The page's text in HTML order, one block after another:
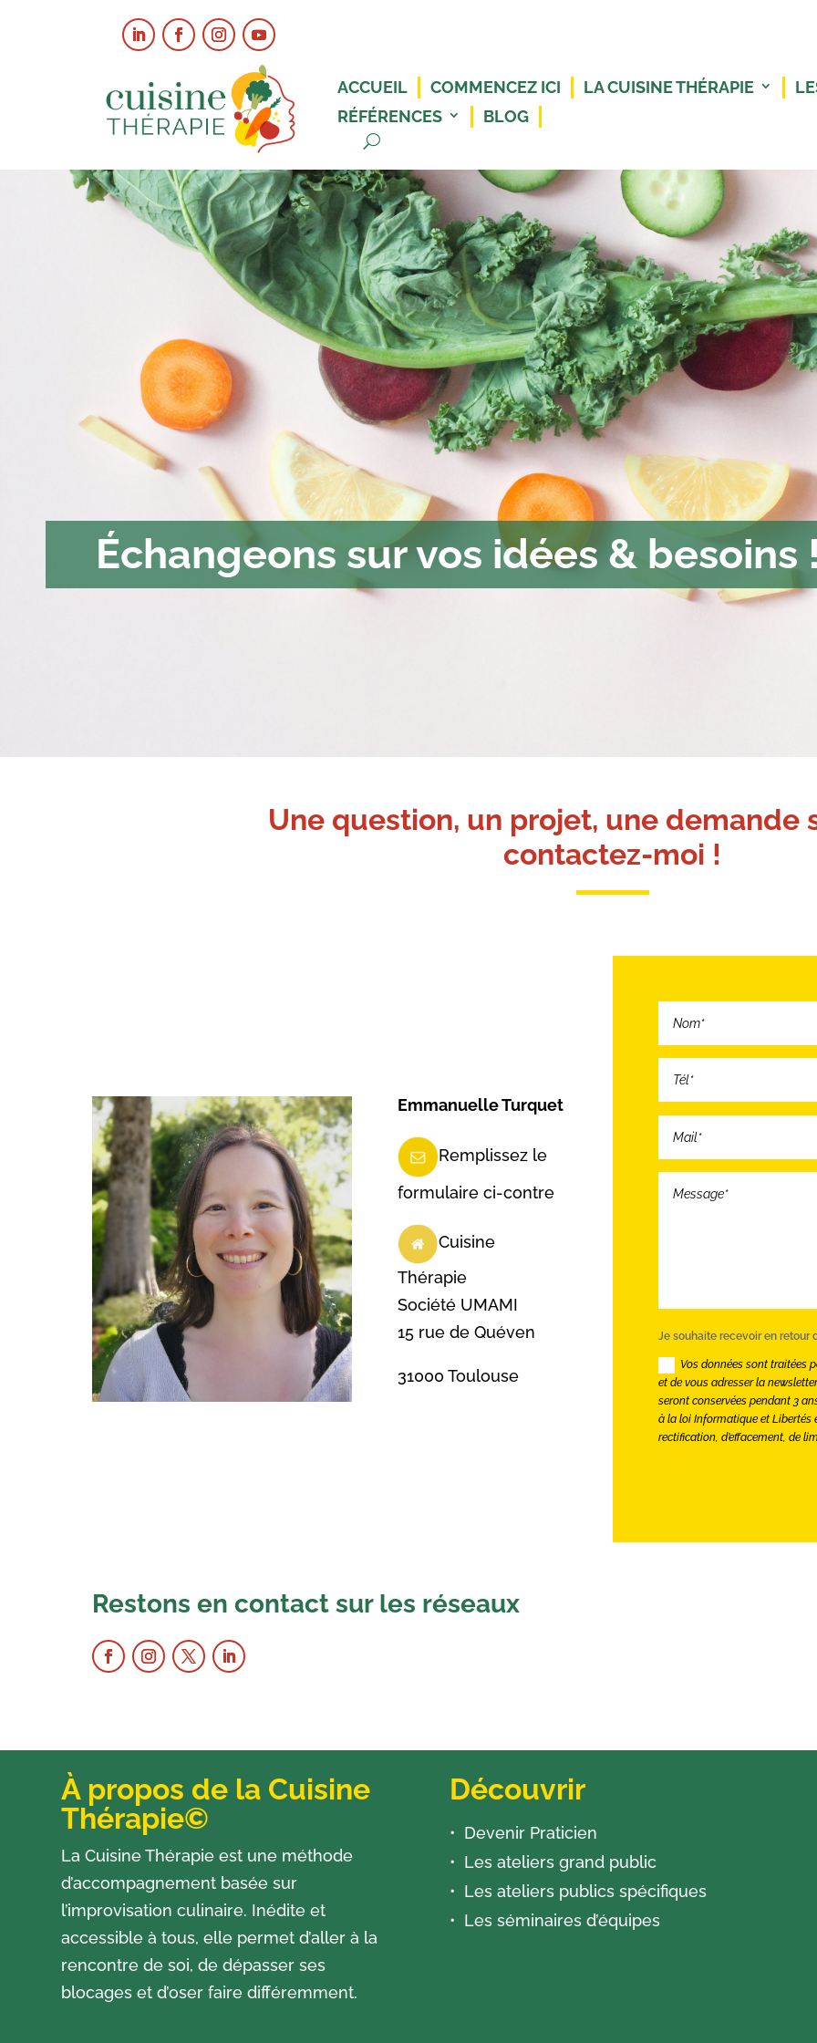
ACCUEIL COMMENCEZ ICI LA CUISINE THÉRAPIE
RÉFÉRENCES
BLOG
Échangeons sur vos idées & besoins
Une question, un projet, une demande
contactez-moi !
Emmanuelle Turquet
Remplissez le
formulaire ci-contre
Cuisine
Thérapie
Société UMAMI
15 rue de Quéven
31000 Toulouse
Je souhaite recevoir en retour
Vos données sont traitées
et de vous adresser la
seront conservées pendant 3
à la loi Informatique et Libertés
rectification, d’effacement, de
Restons en contact sur les réseaux
À propos de la Cuisine
Thérapie©
La Cuisine Thérapie est une méthode
d’accompagnement basée sur
l’improvisation culinaire. Inédite et
accessible à tous, elle permet d’aller à la
rencontre de soi, de dépasser ses
blocages et d’oser faire différemment.
Découvrir
Devenir Praticien
Les ateliers grand public
Les ateliers publics spécifiques
Les séminaires d’équipes